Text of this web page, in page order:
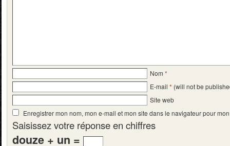
Nom *
E-mail * (will not be
Site web
Enregistrer mon nom, mon e-mail et mon site dans le navigateur pour
Saisissez votre réponse en chiffres
douze + un =